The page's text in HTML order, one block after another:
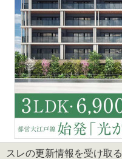
スレの更新情報を受け取る